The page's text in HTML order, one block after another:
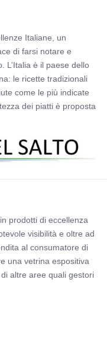
Italiane, un
di farsi notare e
L’Italia è il paese dello
le ricette tradizionali
come le più indicate
dei piatti è proposta
prodotti di eccellenza
visibilità e oltre ad
al consumatore di
una vetrina espositiva
altre aree quali gestori